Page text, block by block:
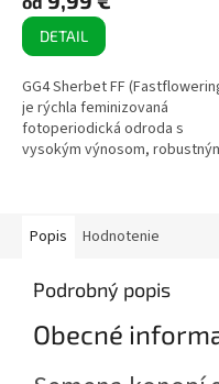
DETAIL
GG4 Sherbet FF
je rýchla feminizovaná
fotoperiodická odroda s
vysokým výnosom,
Popis
Hodnotenie
Podrobný popis
Obecné